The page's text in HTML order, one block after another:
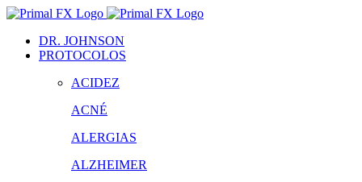
Saltar
contenidoDR. JOHNSON
PROTOCOLOS
ACIDEZ
ACNÉ
ALERGIAS
ALZHEIMER